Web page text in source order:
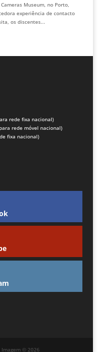
Museum, no Porto,
experiência de contacto
os discentes...
rede fixa nacional)
rede móvel nacional)
fixa nacional)
© 2026